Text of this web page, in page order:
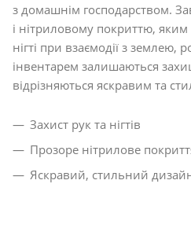
з домашнім господарством.
і нітриловому покриттю, яким
нігті при взаємодії з землею,
інвентарем залишаються
відрізняються яскравим та
Захист рук та нігтів
Прозоре нітрилове
Яскравий, стильний